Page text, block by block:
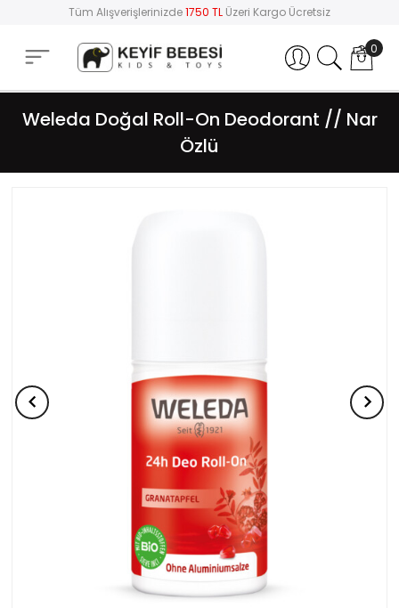
Tüm Alışverişlerinizde1750 TL Üzeri Kargo Ücretsiz
Hesabım 0
Weleda Doğal Roll-On Deodorant // Nar
Özlü